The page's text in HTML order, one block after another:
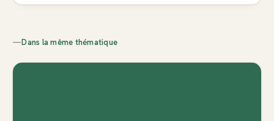
—Dans la même thématique